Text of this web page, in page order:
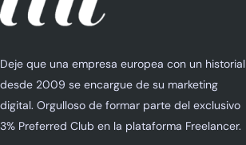
Deje que una empresa europea con un historial
desde 2009 se encargue de su marketing
digital. Orgulloso de formar parte del exclusivo
3% Preferred Club en la plataforma Freelancer.